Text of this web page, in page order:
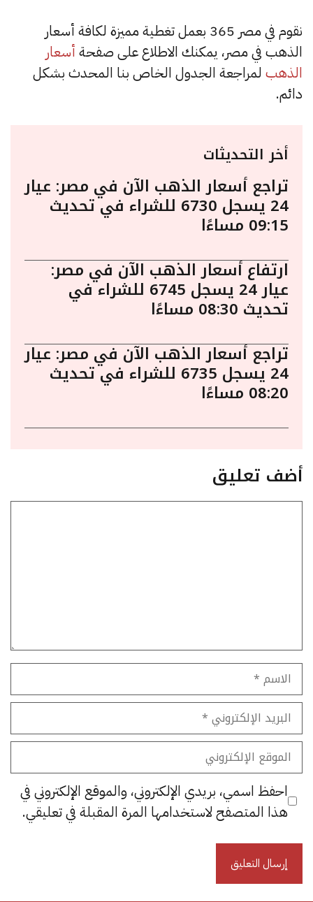
نقوم في مصر 365 بعمل تغطية مميزة لكافة أسعار
الذهب في مصر، يمكنك الاطلاع على صفحة أسعار
الذهب لمراجعة الجدول الخاص بنا المحدث بشكل
دائم.
أخر التحديثات
تراجع أسعار الذهب الآن في مصر: عيار
24 يسجل 6730 للشراء في تحديث
09:15 مساءًا
ارتفاع أسعار الذهب الآن في مصر:
عيار 24 يسجل 6745 للشراء في
تحديث 08:30 مساءًا
تراجع أسعار الذهب الآن في مصر: عيار
24 يسجل 6735 للشراء في تحديث
08:20 مساءًا
أضف تعليق
الاسم
البريد
الإلكتروني
الموقع
الإلكتروني
احفظ اسمي، بريدي الإلكتروني، والموقع الإلكتروني في
هذا المتصفح لاستخدامها المرة المقبلة في تعليقي.